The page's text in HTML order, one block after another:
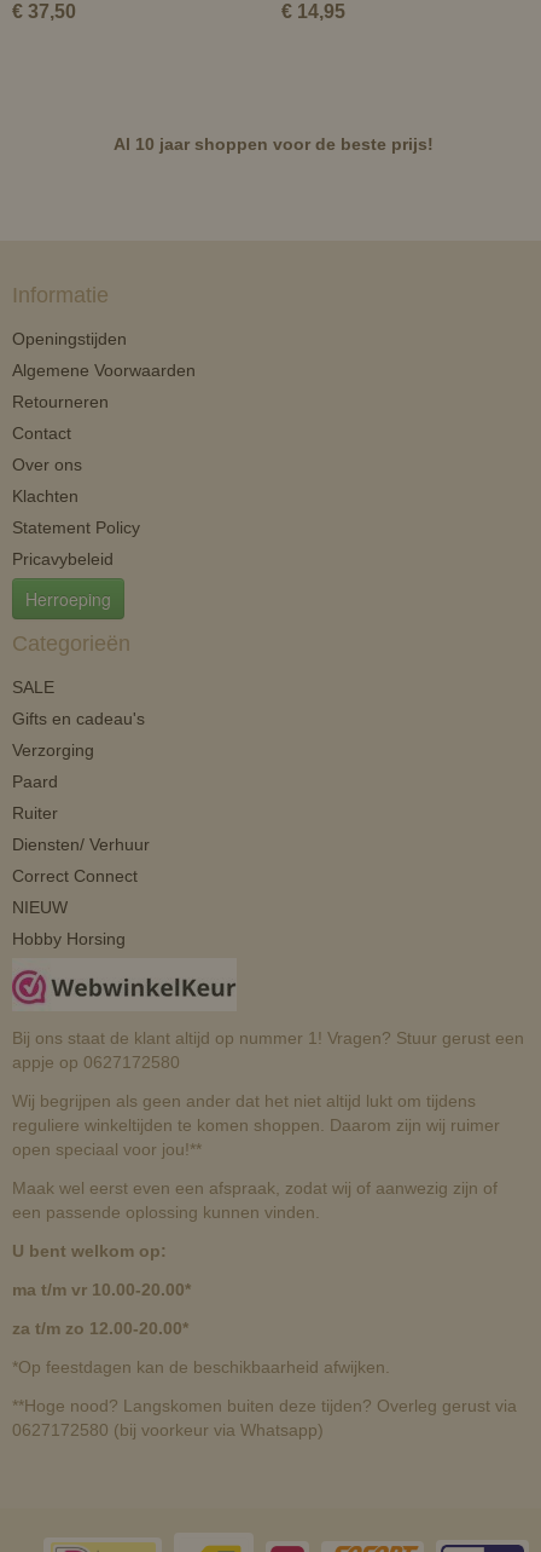
€ 37,50 € 14,95
Al 10 jaar shoppen voor de beste prijs!
Informatie
Openingstijden
Algemene Voorwaarden
Retourneren
Contact
Over ons
Klachten
Statement Policy
Pricavybeleid
Herroeping
Categorieën
SALE
Gifts en cadeau's
Verzorging
Paard
Ruiter
Diensten/ Verhuur
Correct Connect
NIEUW
Hobby Horsing
Bij ons staat de klant altijd op nummer 1! Vragen? Stuur gerust een
appje op 0627172580
Wij begrijpen als geen ander dat het niet altijd lukt om tijdens
reguliere winkeltijden te komen shoppen. Daarom zijn wij ruimer
open speciaal voor jou!**
Maak wel eerst even een afspraak, zodat wij of aanwezig zijn of
een passende oplossing kunnen vinden.
U bent welkom op:
ma t/m vr 10.00-20.00*
za t/m zo 12.00-20.00*
*Op feestdagen kan de beschikbaarheid afwijken.
**Hoge nood? Langskomen buiten deze tijden? Overleg gerust via
0627172580 (bij voorkeur via Whatsapp)